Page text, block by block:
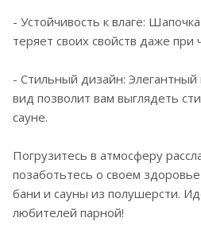
- Устойчивость к влаге:
теряет своих свойств даже при
- Стильный дизайн:
вид позволит вам выглядеть
сауне.
Погрузитесь в атмосферу
позаботьтесь о своем
бани и сауны из полушерсти.
любителей парной!